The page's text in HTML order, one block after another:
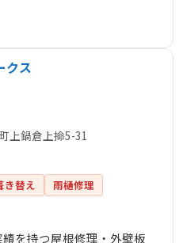
ク感を感じていただけるよ
た塗装技術で建物を長持ち
クス
上鍋倉上掵5-31
き替え
雨樋修理
を持つ屋根修理・外壁板